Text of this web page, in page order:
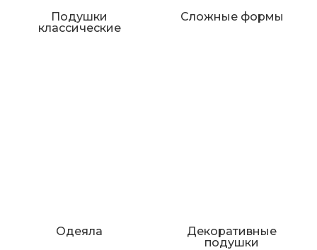
Подушки
классические
Сложные формы
Одеяла
Декоративные
подушки